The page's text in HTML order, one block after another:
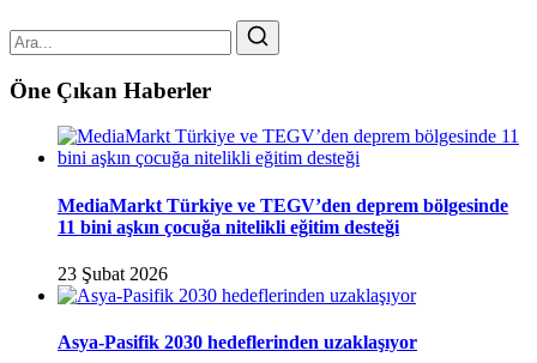
Öne Çıkan Haberler
MediaMarkt Türkiye ve TEGV’den deprem bölgesinde
11 bini aşkın çocuğa nitelikli eğitim desteği
23 Şubat 2026
Asya-Pasifik 2030 hedeflerinden uzaklaşıyor